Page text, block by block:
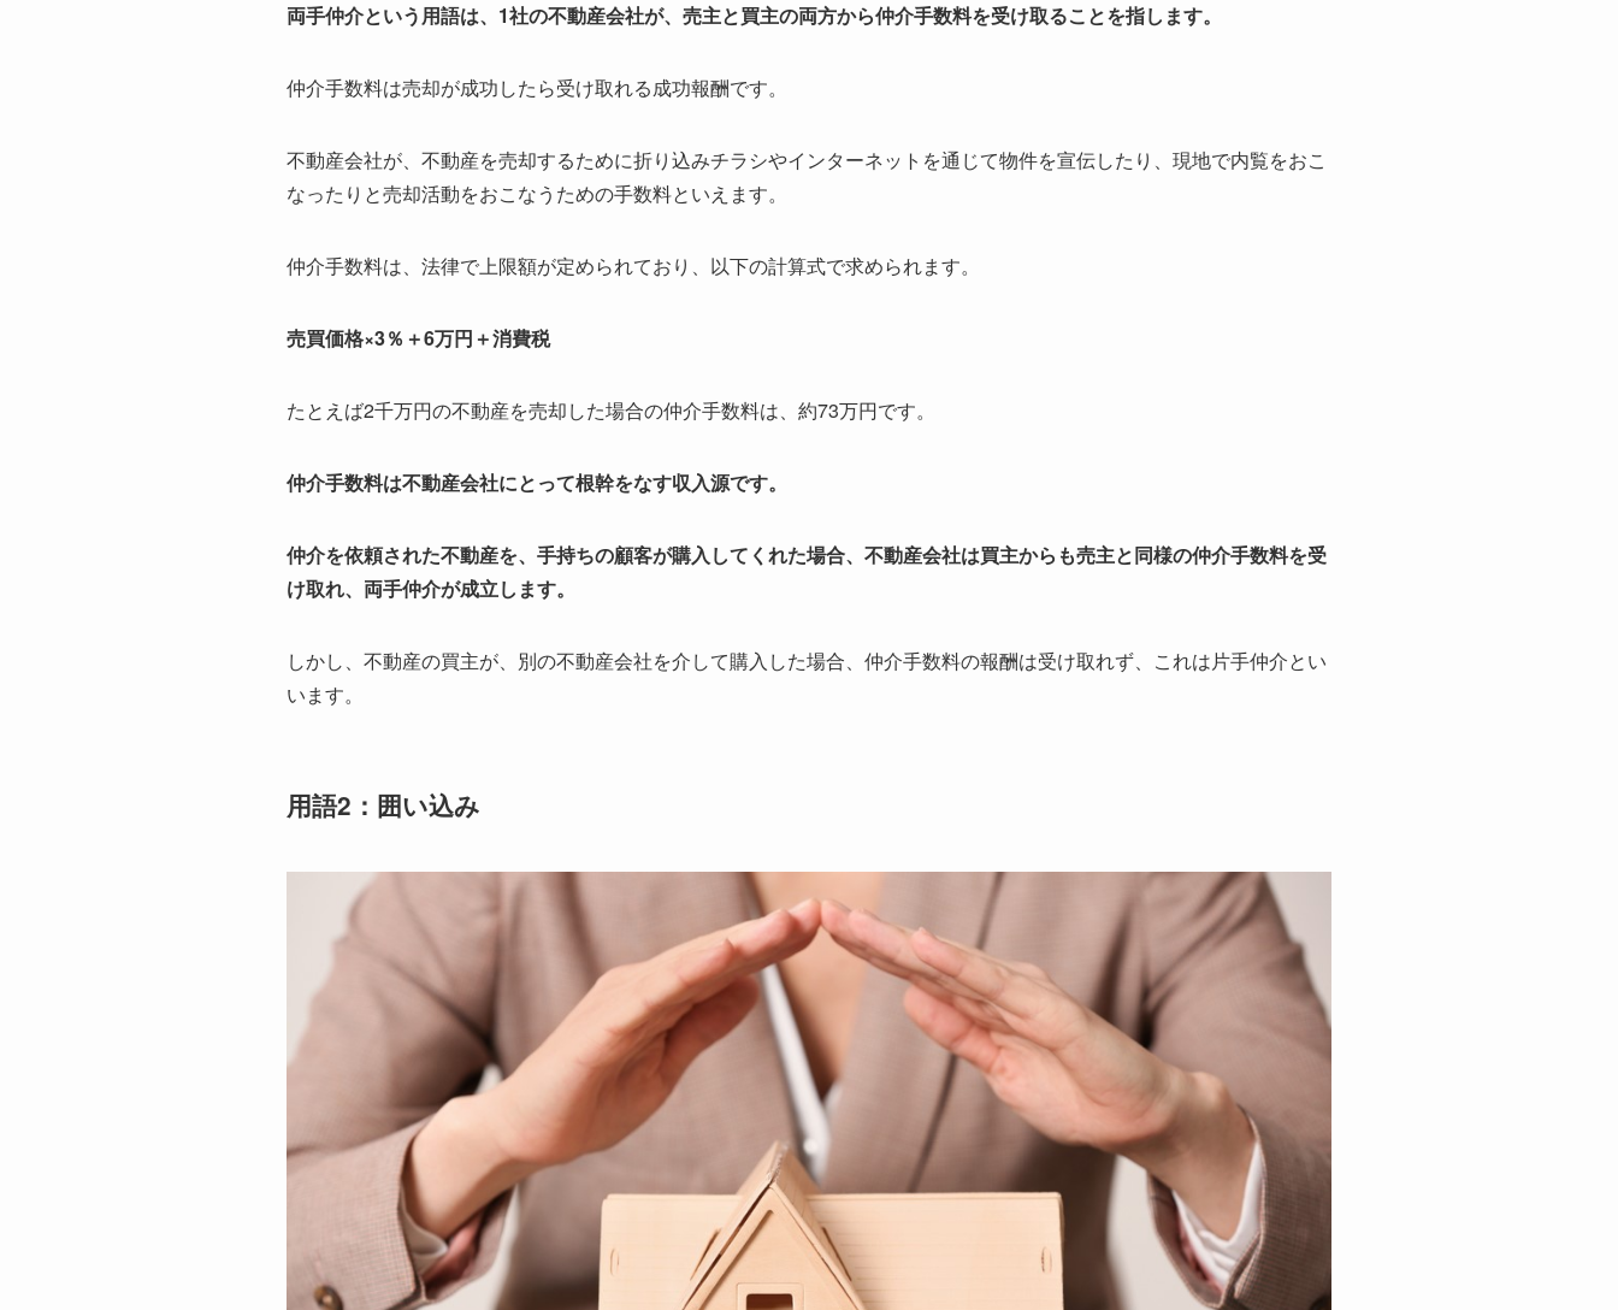
両手仲介という用語は、1社の不動産会社が、売主と買主の両方から仲介手数料を受け取ることを指します。
仲介手数料は売却が成功したら受け取れる成功報酬です。
不動産会社が、不動産を売却するために折り込みチラシやインターネットを通じて物件を宣伝したり、現地で内覧をおこ
なったりと売却活動をおこなうための手数料といえます。
仲介手数料は、法律で上限額が定められており、以下の計算式で求められます。
売買価格×3％＋6万円＋消費税
たとえば2千万円の不動産を売却した場合の仲介手数料は、約73万円です。
仲介手数料は不動産会社にとって根幹をなす収入源です。
仲介を依頼された不動産を、手持ちの顧客が購入してくれた場合、不動産会社は買主からも売主と同様の仲介手数料を受
け取れ、両手仲介が成立します。
しかし、不動産の買主が、別の不動産会社を介して購入した場合、仲介手数料の報酬は受け取れず、これは片手仲介とい
います。
用語2：囲い込み